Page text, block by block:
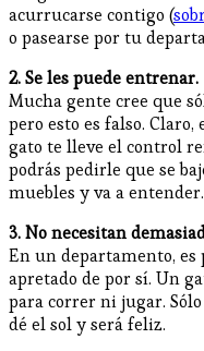
acurrucarse contigo (
o pasearse por tu
2. Se les puede entrenar.
Mucha gente cree que
pero esto es falso.
gato te lleve el control
podrás pedirle que se
muebles y va a entender.
3. No necesitan
En un departamento, es
apretado de por sí. Un
para correr ni jugar.
dé el sol y será feliz.